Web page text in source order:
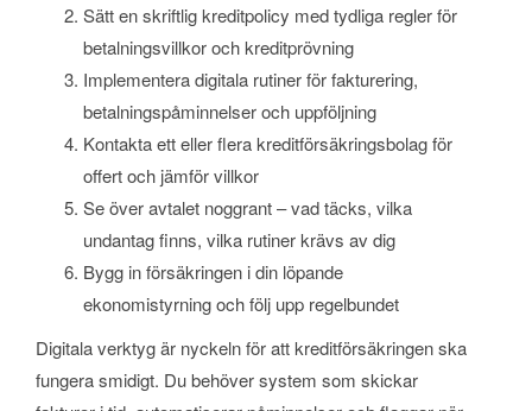
Sätt en skriftlig kreditpolicy med tydliga regler för
betalningsvillkor och kreditprövning
Implementera digitala rutiner för fakturering,
betalningspåminnelser och uppföljning
Kontakta ett eller flera kreditförsäkringsbolag för
offert och jämför villkor
Se över avtalet noggrant – vad täcks, vilka
undantag finns, vilka rutiner krävs av dig
Bygg in försäkringen i din löpande
ekonomistyrning och följ upp regelbundet
Digitala verktyg är nyckeln för att kreditförsäkringen ska
fungera smidigt. Du behöver system som skickar